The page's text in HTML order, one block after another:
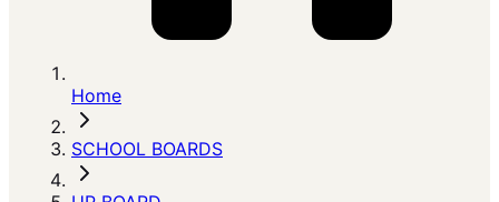
Home
SCHOOL BOARDS